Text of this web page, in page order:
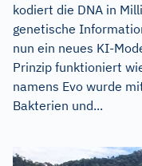
kodiert die DNA in
genetische
nun ein neues KI-
Prinzip funktioniert
namens Evo wurde
Bakterien und...